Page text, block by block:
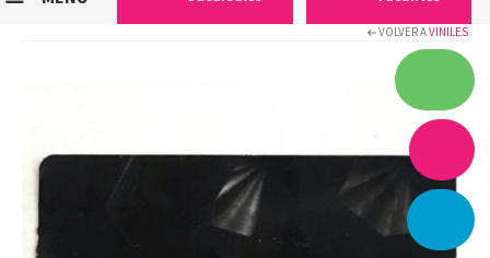
Gran Formato
Textiles
Equipos
VOLVER AVINILES